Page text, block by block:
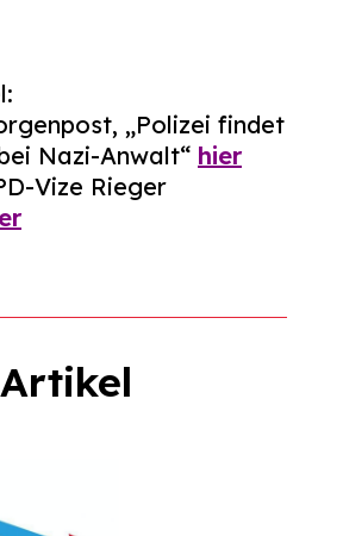
„Polizei findet
Nazi-Anwalt“ hier
Vize Rieger